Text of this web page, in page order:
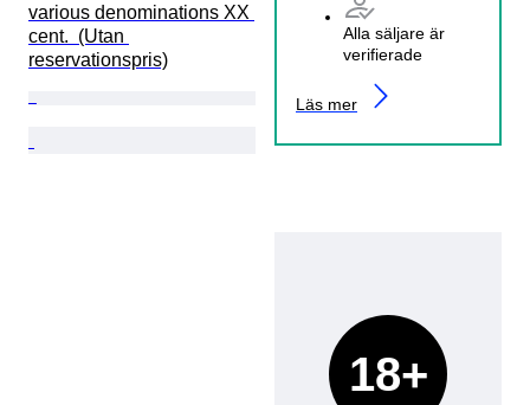
Alla säljare är
verifierade
Läs mer
various denominations XX
cent.  (Utan
reservationspris)
18+